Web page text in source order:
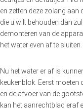
en zetten deze zolang aan
die u wilt behouden dan
demonteren van de
het water even af te sluiten.
Nu het water er af is
keukenblok. Eerst moeten
en de afvoer van de
kan het aanrechtblad eraf